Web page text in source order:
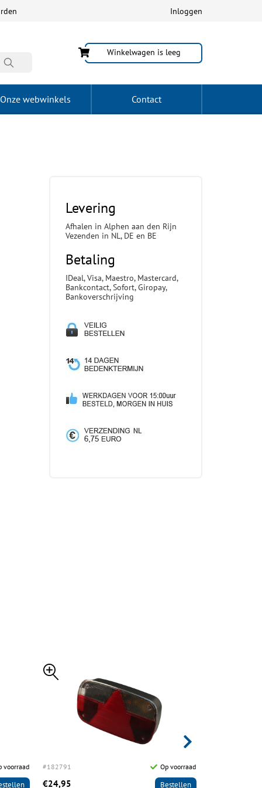
Inloggen
Winkelwagen is leeg
Onze webwinkels Contact
Levering
Afhalen in Alphen aan den Rijn
Vezenden in NL, DE en BE
Betaling
IDeal, Visa, Maestro, Mastercard,
Bankcontact, Sofort, Giropay,
Bankoverschrijving
voorraad #182791 Op voorraad
€24,95 Bestellen